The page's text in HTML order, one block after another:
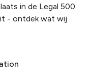
in de Legal 500.
- ontdek wat wij